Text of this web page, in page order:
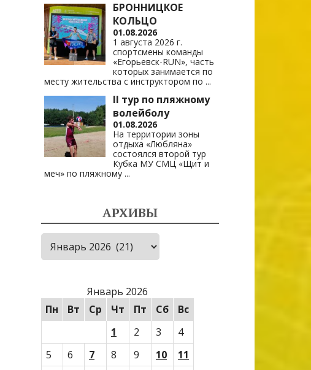
БРОННИЦКОЕ
КОЛЬЦО
01.08.2026
1 августа 2026 г.
спортсмены команды
«Егорьевск-RUN», часть
которых занимается по
месту жительства с инструктором по ...
II тур по пляжному
волейболу
01.08.2026
На территории зоны
отдыха «Любляна»
состоялся второй тур
Кубка МУ СМЦ «Щит и
меч» по пляжному ...
АРХИВЫ
Архивы
Январь 2026
Пн
Вт Ср Чт Пт Сб
Вс
1
2 3
4
5
6 7 8 9 10
11